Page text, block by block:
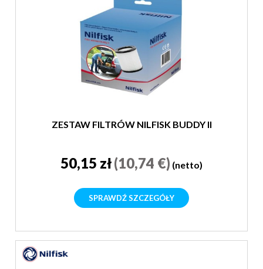
ZESTAW FILTRÓW NILFISK BUDDY II
50,15 zł(10,74 €) (netto)
SPRAWDŹ SZCZEGÓŁY